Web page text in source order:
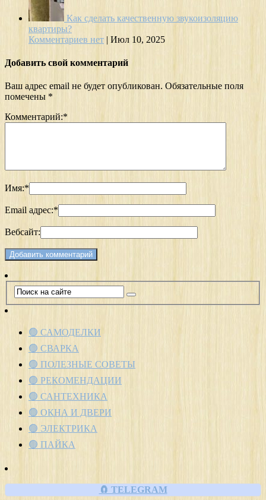
Как сделать качественную звукоизоляцию
квартиры?
Комментариев нет | Июл 10, 2025
Добавить свой комментарий
Ваш адрес email не будет опубликован. Обязательные поля
помечены *
Комментарий:*
Имя:*
Email адрес:*
Вебсайт:
🟢 САМОДЕЛКИ
🟢 СВАРКА
🟢 ПОЛЕЗНЫЕ СОВЕТЫ
🟢 РЕКОМЕНДАЦИИ
🟢 САНТЕХНИКА
🟢 ОКНА И ДВЕРИ
🟢 ЭЛЕКТРИКА
🟢 ПАЙКА
🧲 TELEGRAM